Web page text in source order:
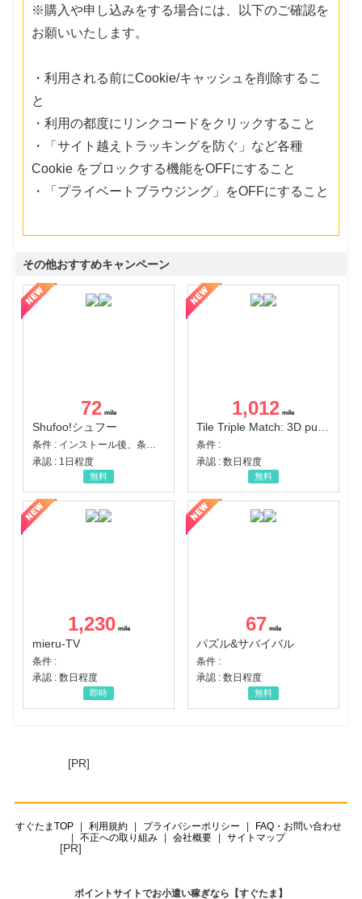
※購入や申し込みをする場合には、以下のご確認を
お願いいたします。
・利用される前にCookie/キャッシュを削除するこ
と
・利用の都度にリンクコードをクリックすること
・「サイト越えトラッキングを防ぐ」など各種
Cookie をブロックする機能をOFFにすること
・「プライベートブラウジング」をOFFにすること
その他おすすめキャンペーン
72
Shufoo!シュフー
条件 : インストール後、条件達成
承認 : 1日程度
無料
1,012
Tile Triple Match: 3D puzzle
条件 :
承認 : 数日程度
無料
1,230
mieru-TV
条件 :
承認 : 数日程度
即時
67
パズル&サバイバル
条件 :
承認 : 数日程度
無料
[PR]
すぐたまTOP 利用規約 プライバシーポリシー
FAQ・お問い合わせ
不正への取り組み
会社概要 サイトマップ
[PR]
ポイントサイトでお小遣い稼ぎなら【すぐたま】